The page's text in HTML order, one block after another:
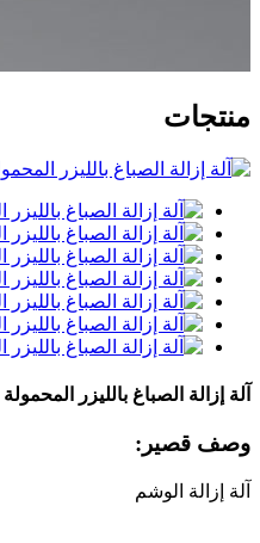
منتجات
آلة إزالة الصباغ بالليزر المحمولة Picosecond EL300
وصف قصير:
آلة إزالة الوشم